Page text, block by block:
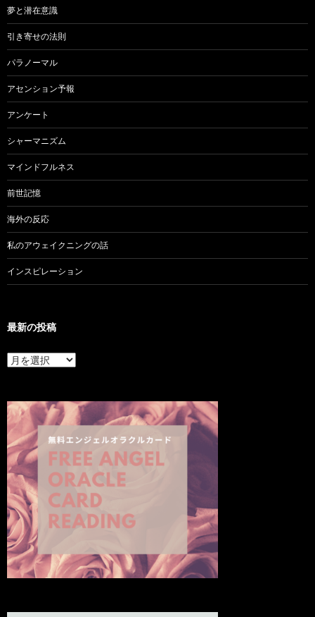
夢と潜在意識
引き寄せの法則
パラノーマル
アセンション予報
アンケート
シャーマニズム
マインドフルネス
前世記憶
海外の反応
私のアウェイクニングの話
インスピレーション
最新の投稿
最
新
稿